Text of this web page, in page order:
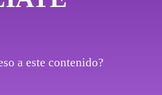
a este contenido?